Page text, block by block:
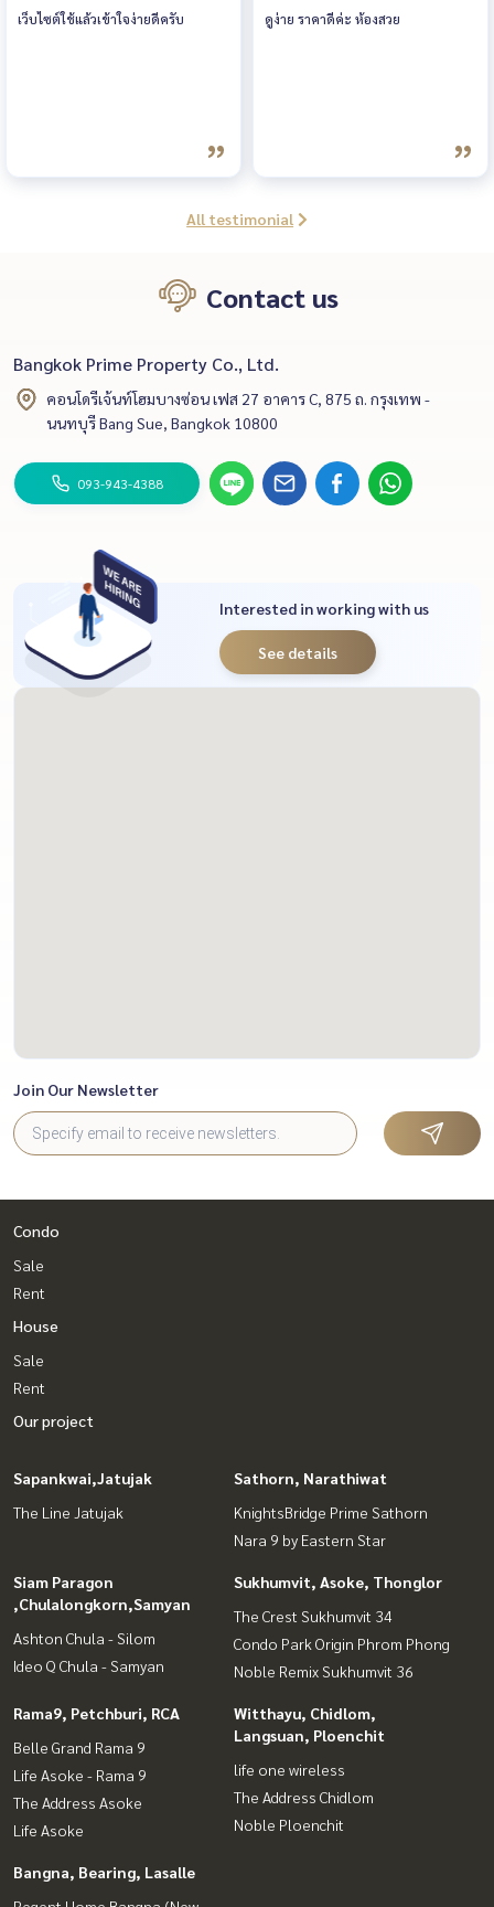
happy ที่สำคัญกว่านั้นคือ ไม่เคยเจอเอ
หมดสัญญา (และเราก็ไม่ต่อสัญญา) จึง
จำเป็นต้องย้ายภายในเดือนมกราคม
ก่อนสิ้นเดือน แต่มีงานที่ต้องไปทำที่
ไปหมด แต่เพราะมีเอเจ้นท์อย่างน้อง
มากโดยน้องเสนอตัวว่าจะมาช่วยดูแล
เรื่องการแพ็คของและขนของของ
บริษัทที่รับย้ายบ้านแทนเราในระหว่าง
ที่เราไปทำงานในต่างประเทศ ตอนที่
น้องโฟล์คบอกว่าจะมาช่วยดูแลการ
จากอก! และเมื่อถึงวันที่บริษัทรับย้าย
คอนโดมาทำงาน น้องโฟล์คก็มากำกับ
ดูแลตรวจเช็คการแพ็กของ ขนของ
รวมทั้งดูแลความเรียบร้อยทุกอย่างของ
ห้องที่ต้องคืน และตามดูแลการขนของ
ที่ติดต่อหาน้องจนทำสัญญาจนย้ายเข้า
ทุกอย่างจบภายใน 1 สัปดาห์ ท่านใดที่
หาบ้าน คอนโดให้เช่า หรือ จะซื้อขาย
ท่านจะได้รับประสบการณ์ที่ประทับใจ
ไม่รู้ลืมแน่นอน และบริษัทใดมีพนักงาน
แบบน้องโฟล์คเป็นพนักงาน บริษัทนั้น
คือโชคดีมาก เราโชคดีที่ได้น้องโฟล์ค
ขอบคุณที่เป็นเอเจ้นท์ที่ดูแลพี่ You are
a gift from God!
เว็บไซต์ใช้แล้วเข้าใจง่ายดีครับ ดูง่าย ราคาดีค่ะ ห้องสวย
All testimonial
Contact us
Bangkok Prime Property Co., Ltd.
คอนโดรีเจ้นท์โฮมบางซ่อน เฟส 27 อาคาร C, 875 ถ. กรุงเทพ -
นนทบุรี Bang Sue, Bangkok 10800
093-943-4388
Interested in working with us
See details
Join Our Newsletter
Condo
Sale
Rent
House
Sale
Rent
Our project
Sapankwai,Jatujak
The Line Jatujak
Sathorn, Narathiwat
KnightsBridge Prime Sathorn
Nara 9 by Eastern Star
Siam Paragon
,Chulalongkorn,Samyan
Ashton Chula - Silom
Ideo Q Chula - Samyan
Sukhumvit, Asoke, Thonglor
The Crest Sukhumvit 34
Condo Park Origin Phrom Phong
Noble Remix Sukhumvit 36
Rama9, Petchburi, RCA
Belle Grand Rama 9
Life Asoke - Rama 9
The Address Asoke
Life Asoke
Witthayu, Chidlom,
Langsuan, Ploenchit
life one wireless
The Address Chidlom
Noble Ploenchit
Bangna, Bearing, Lasalle